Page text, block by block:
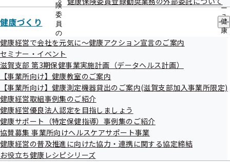
ー
ニ
ュ
ー
険
委
員
の
サ
ブ
メ
ニ
ュ
ー
健康づくり
健
康
ブ
健康経営で会社を元気に～健康アクション宣言のご案内
セミナー・イベント
滋賀支部 第3期保健事業実施計画（データヘルス計画）
【事業所向け】健康教室のご案内
【事業所向け】健康測定機器貸出のご案内(滋賀支部加入事業所限定)
健康経営取組事例集のご紹介
健康経営優良法人認定を目指しましょう
健康サポート（特定保健指導）事例集のご紹介
協賛募集 事業所向けヘルスケアサポート事業
健康経営の普及推進に向けた協力・連携に関する協定締結
お役立ち健康レシピシリーズ
皆様の取組で保険料率が変わる！【イ
ンセンティブ制度】
事業主向け 従業員の健診受診後のフォ
ロー用ポスター
健康保険給付について